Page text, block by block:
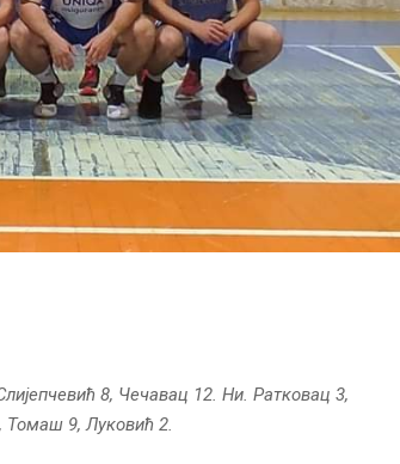
8, Чечавац 12. Ни. Ратковац 3,
Томаш 9, Луковић 2.